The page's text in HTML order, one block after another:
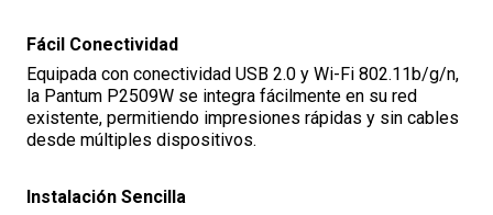
Fácil Conectividad
Equipada con conectividad USB 2.0 y Wi-Fi 802.11b/g/n,
la Pantum P2509W se integra fácilmente en su red
existente, permitiendo impresiones rápidas y sin cables
desde múltiples dispositivos.
Instalación Sencilla